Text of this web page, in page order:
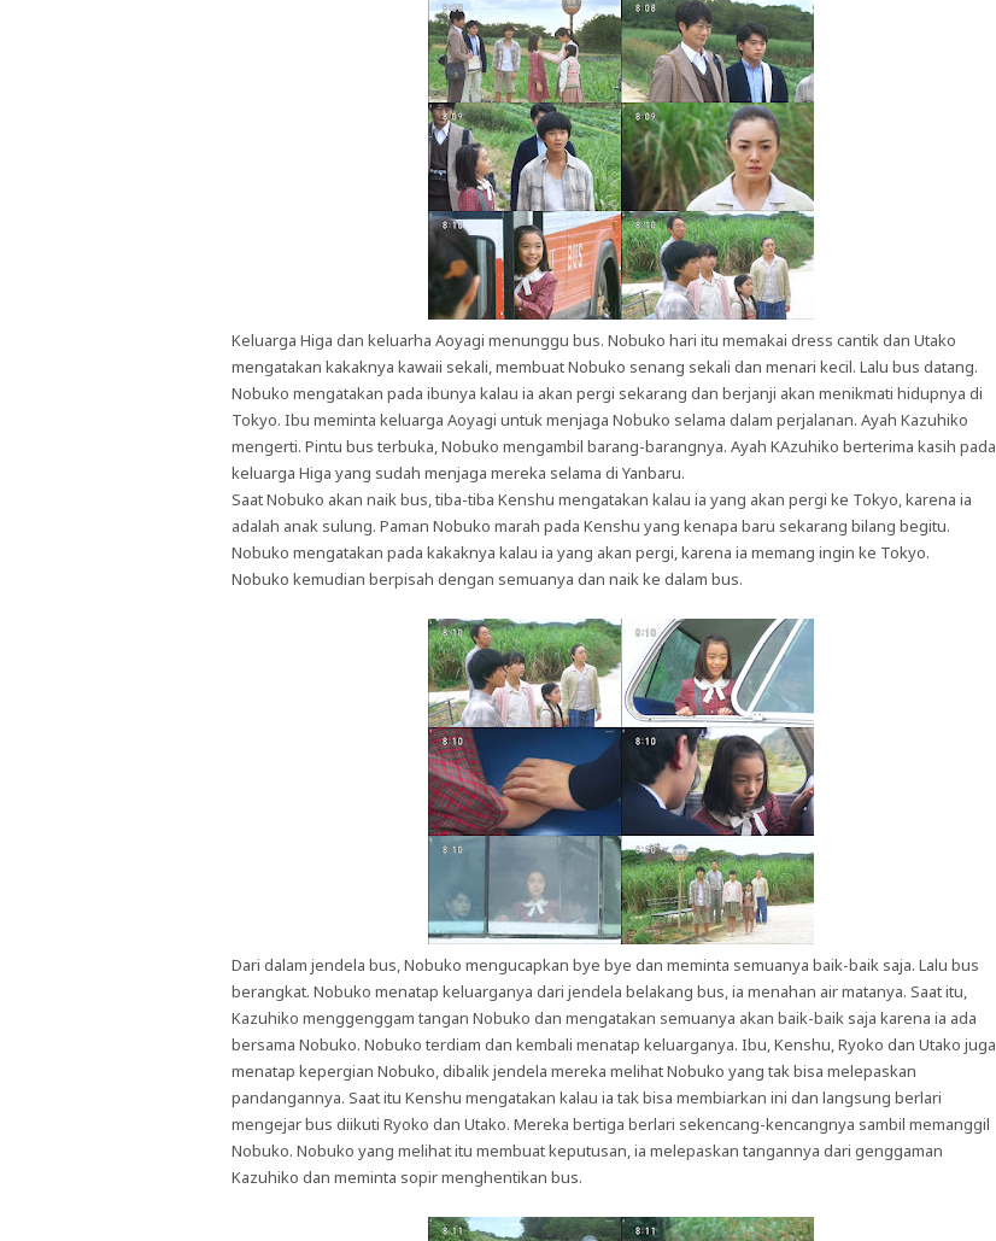
Keluarga Higa dan keluarha Aoyagi menunggu bus. Nobuko hari itu memakai dress cantik dan Utako
mengatakan kakaknya kawaii sekali, membuat Nobuko senang sekali dan menari kecil. Lalu bus datang.
Nobuko mengatakan pada ibunya kalau ia akan pergi sekarang dan berjanji akan menikmati hidupnya di
Tokyo. Ibu meminta keluarga Aoyagi untuk menjaga Nobuko selama dalam perjalanan. Ayah Kazuhiko
mengerti. Pintu bus terbuka, Nobuko mengambil barang-barangnya. Ayah KAzuhiko berterima kasih pada
keluarga Higa yang sudah menjaga mereka selama di Yanbaru.
Saat Nobuko akan naik bus, tiba-tiba Kenshu mengatakan kalau ia yang akan pergi ke Tokyo, karena ia
adalah anak sulung. Paman Nobuko marah pada Kenshu yang kenapa baru sekarang bilang begitu.
Nobuko mengatakan pada kakaknya kalau ia yang akan pergi, karena ia memang ingin ke Tokyo.
Nobuko kemudian berpisah dengan semuanya dan naik ke dalam bus.
Dari dalam jendela bus, Nobuko mengucapkan bye bye dan meminta semuanya baik-baik saja. Lalu bus
berangkat. Nobuko menatap keluarganya dari jendela belakang bus, ia menahan air matanya. Saat itu,
Kazuhiko menggenggam tangan Nobuko dan mengatakan semuanya akan baik-baik saja karena ia ada
bersama Nobuko. Nobuko terdiam dan kembali menatap keluarganya. Ibu, Kenshu, Ryoko dan Utako juga
menatap kepergian Nobuko, dibalik jendela mereka melihat Nobuko yang tak bisa melepaskan
pandangannya. Saat itu Kenshu mengatakan kalau ia tak bisa membiarkan ini dan langsung berlari
mengejar bus diikuti Ryoko dan Utako. Mereka bertiga berlari sekencang-kencangnya sambil memanggil
Nobuko. Nobuko yang melihat itu membuat keputusan, ia melepaskan tangannya dari genggaman
Kazuhiko dan meminta sopir menghentikan bus.